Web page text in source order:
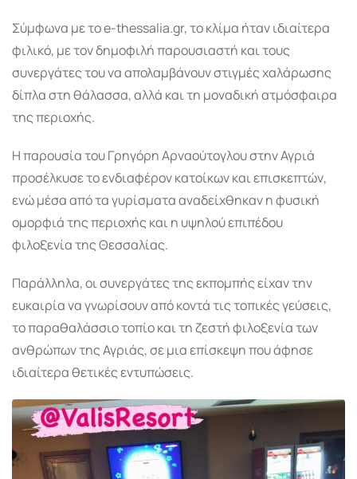
Σύμφωνα με το e-thessalia.gr, το κλίμα ήταν ιδιαίτερα
φιλικό, με τον δημοφιλή παρουσιαστή και τους
συνεργάτες του να απολαμβάνουν στιγμές χαλάρωσης
δίπλα στη θάλασσα, αλλά και τη μοναδική ατμόσφαιρα
της περιοχής.
Η παρουσία του Γρηγόρη Αρναούτογλου στην Αγριά
προσέλκυσε το ενδιαφέρον κατοίκων και επισκεπτών,
ενώ μέσα από τα γυρίσματα αναδείχθηκαν η φυσική
ομορφιά της περιοχής και η υψηλού επιπέδου
φιλοξενία της Θεσσαλίας.
Παράλληλα, οι συνεργάτες της εκπομπής είχαν την
ευκαιρία να γνωρίσουν από κοντά τις τοπικές γεύσεις,
το παραθαλάσσιο τοπίο και τη ζεστή φιλοξενία των
ανθρώπων της Αγριάς, σε μια επίσκεψη που άφησε
ιδιαίτερα θετικές εντυπώσεις.